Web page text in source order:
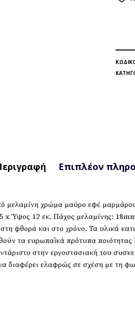
Επιπλέον
μελαμίνη χρώμα μαύρο εφέ
Ύψος 12 εκ. Πάχος μελαμίνης:
φθορά και στο χρόνο. Τα υλικά
τα ευρωπαϊκά πρότυπα ποιότητας
στην εργοστασιακή του
διαφέρει ελαφρώς σε σχέση με τη